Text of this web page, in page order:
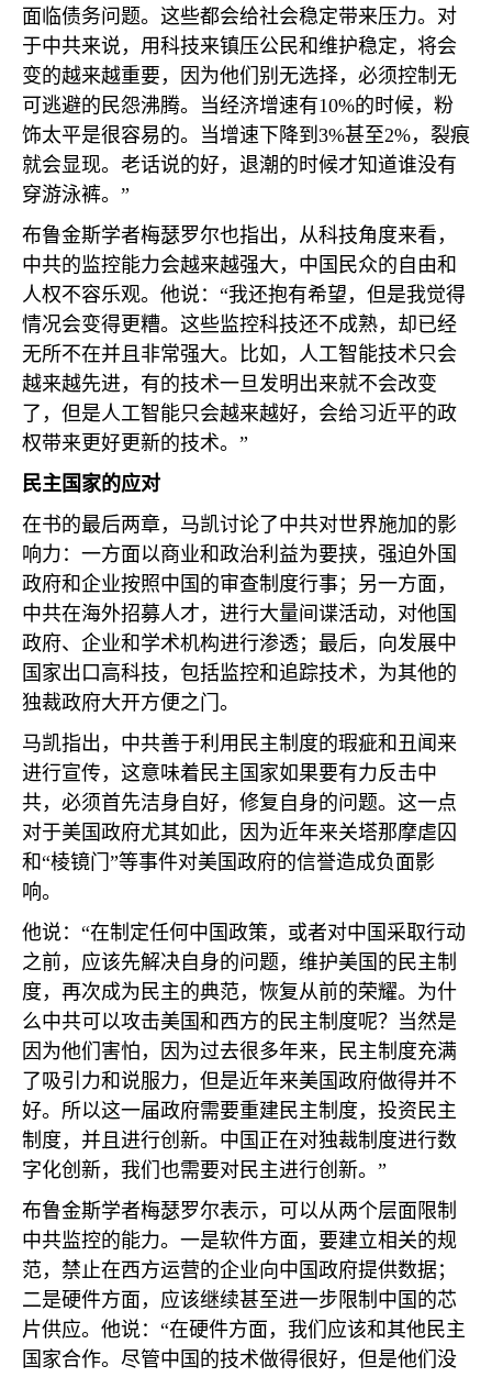
面临债务问题。这些都会给社会稳定带来压力。对
于中共来说，用科技来镇压公民和维护稳定，将会
变的越来越重要，因为他们别无选择，必须控制无
可逃避的民怨沸腾。当经济增速有10%的时候，粉
饰太平是很容易的。当增速下降到 3%甚至2%，裂痕
就会显现。老话说的好，退潮的时候才知道谁没有
穿游泳裤。”
布鲁金斯学者梅瑟罗尔也指出，从科技角度来看，
中共的监控能力会越来越强大，中国民众的自由和
人权不容乐观。他说：“我还抱有希望，但是我觉得
情况会变得更糟。这些监控科技还不成熟，却已经
无所不在并且非常强大。比如，人工智能技术只会
越来越先进，有的技术一旦发明出来就不会改变
了，但是人工智能只会越来越好，会给习近平的政
权带来更好更新的技术。”
民主国家的应对
在书的最后两章，马凯讨论了中共对世界施加的影
响力：一方面以商业和政治利益为要挟，强迫外国
政府和企业按照中国的审查制度行事；另一方面，
中共在海外招募人才，进行大量间谍活动，对他国
政府、企业和学术机构进行渗透；最后，向发展中
国家出口高科技，包括监控和追踪技术，为其他的
独裁政府大开方便之门。
马凯指出，中共善于利用民主制度的瑕疵和丑闻来
进行宣传，这意味着民主国家如果要有力反击中
共，必须首先洁身自好，修复自身的问题。这一点
对于美国政府尤其如此，因为近年来关塔那摩虐囚
和“棱镜门”等事件对美国政府的信誉造成负面影
响。
他说：“在制定任何中国政策，或者对中国采取行动
之前，应该先解决自身的问题，维护美国的民主制
度，再次成为民主的典范，恢复从前的荣耀。为什
么中共可以攻击美国和西方的民主制度呢？当然是
因为他们害怕，因为过去很多年来，民主制度充满
了吸引力和说服力，但是近年来美国政府做得并不
好。所以这一届政府需要重建民主制度，投资民主
制度，并且进行创新。中国正在对独裁制度进行数
字化创新，我们也需要对民主进行创新。”
布鲁金斯学者梅瑟罗尔表示，可以从两个层面限制
中共监控的能力。一是软件方面，要建立相关的规
范，禁止在西方运营的企业向中国政府提供数据；
二是硬件方面，应该继续甚至进一步限制中国的芯
片供应。他说：“在硬件方面，我们应该和其他民主
国家合作。尽管中国的技术做得很好，但是他们没